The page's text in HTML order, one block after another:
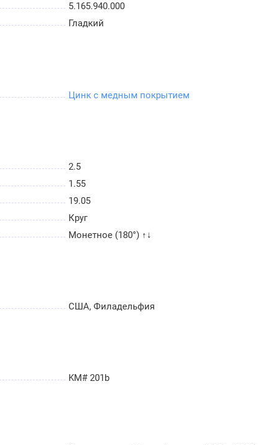
5.165.940.000
Гладкий
Цинк с медным покрытием
2.5
1.55
19.05
Круг
Монетное (180°) ↑↓
США, Филадельфия
KM# 201b